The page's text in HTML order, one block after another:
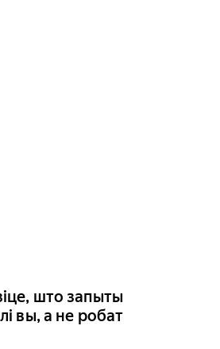
што запыты
вы, а не робат